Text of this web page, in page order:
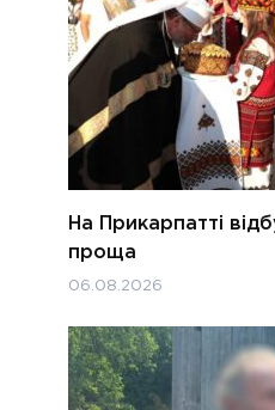
На Прикарпатті
проща
06.08.2026